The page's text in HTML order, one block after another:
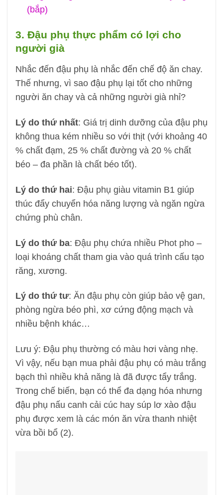
(bắp)
3. Đậu phụ thực phẩm có lợi cho
người già
Nhắc đến đậu phụ là nhắc đến chế độ ăn chay.
Thế nhưng, vì sao đậu phụ lại tốt cho những
người ăn chay và cả những người già nhỉ?
Lý do thứ nhất: Giá trị dinh dưỡng của đậu phụ
không thua kém nhiều so với thịt (với khoảng 40
% chất đạm, 25 % chất đường và 20 % chất
béo – đa phần là chất béo tốt).
Lý do thứ hai: Đậu phụ giàu vitamin B1 giúp
thúc đẩy chuyển hóa năng lượng và ngăn ngừa
chứng phù chân.
Lý do thứ ba: Đậu phụ chứa nhiều Phot pho –
loại khoáng chất tham gia vào quá trình cấu tạo
răng, xương.
Lý do thứ tư: Ăn đậu phụ còn giúp bảo vệ gan,
phòng ngừa béo phì, xơ cứng động mạch và
nhiều bệnh khác…
Lưu ý: Đậu phụ thường có màu hơi vàng nhẹ.
Vì vậy, nếu bạn mua phải đậu phụ có màu trắng
bạch thì nhiều khả năng là đã được tẩy trắng.
Trong chế biến, bạn có thể đa dạng hóa nhưng
đậu phụ nấu canh cải cúc hay súp lơ xào đậu
phụ được xem là các món ăn vừa thanh nhiệt
vừa bồi bổ (2).